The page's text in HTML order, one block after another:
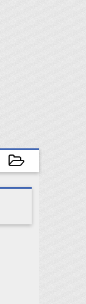
2025-09-07 22:02:02